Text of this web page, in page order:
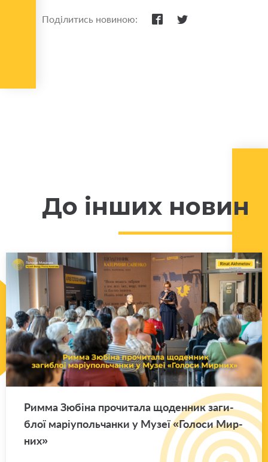
Поділитись новиною:
До інших новин
Римма Зю­бі­на про­чи­та­ла що­ден­ник за­ги­
блої ма­рі­у­поль­чан­ки у Музеї «Го­ло­си Мир­
них»